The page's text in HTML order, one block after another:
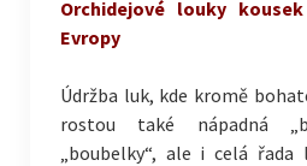
Orchidejové louky
Evropy
Údržba luk, kde kromě
rostou také nápadná
„boubelky“, ale i celá řada